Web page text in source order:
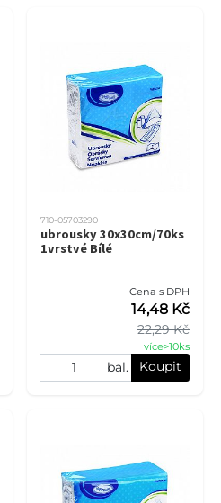
710-05703290
ubrousky 30x30cm/70ks
1vrstvé Bílé
Cena s DPH
22,29 Kč
14,48 Kč
více>10ks
bal. Koupit